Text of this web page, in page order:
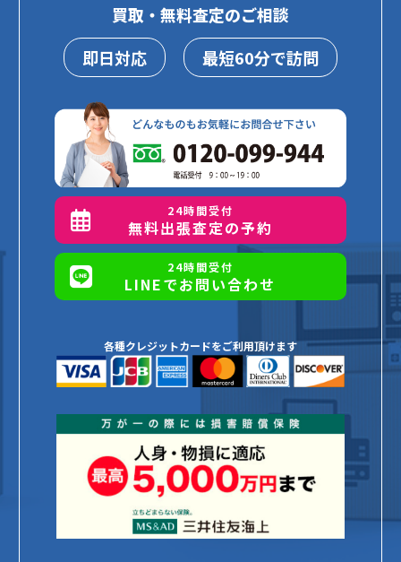
買取・無料査定のご相談
即日対応
最短60分で訪問
24時間受付
無料出張査定の予約
24時間受付
LINEでお問い合わせ
各種クレジットカードをご利用頂けます